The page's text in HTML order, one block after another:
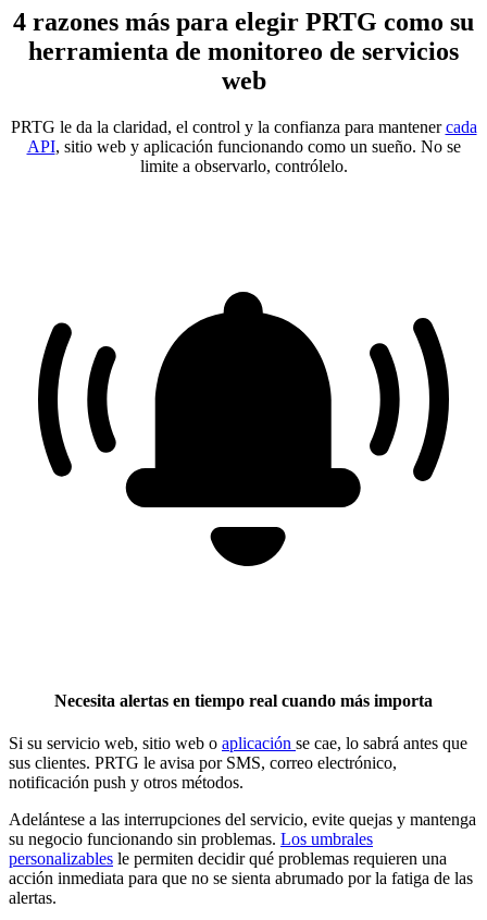
4 razones más para elegir PRTG como su
herramienta de monitoreo de servicios
web
PRTG le da la claridad, el control y la confianza para mantenercada
API, sitio web y aplicación funcionando como un sueño. No se
limite a observarlo, contrólelo.
Necesita alertas en tiempo real cuando más importa
Si su servicio web, sitio web o aplicación se cae, lo sabrá antes que
sus clientes. PRTG le avisa por SMS, correo electrónico,
notificación push y otros métodos.
Adelántese a las interrupciones del servicio, evite quejas y mantenga
su negocio funcionando sin problemas. Los umbrales
personalizables le permiten decidir qué problemas requieren una
acción inmediata para que no se sienta abrumado por la fatiga de las
alertas.